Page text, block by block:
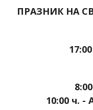
ПРАЗНИК НА
10:00 ч. -